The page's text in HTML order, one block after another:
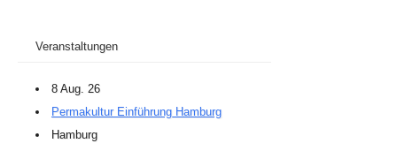
Veranstaltungen
8 Aug. 26
Permakultur Einführung Hamburg
Hamburg